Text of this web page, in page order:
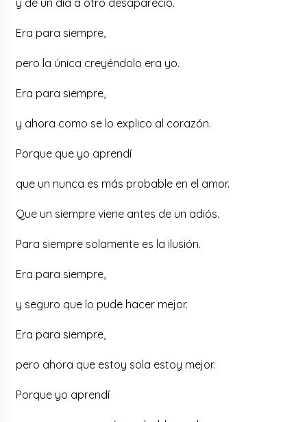
Era para siempre,
pero la única creyéndolo era yo.
Era para siempre,
y ahora como se lo explico al corazón.
Porque que yo aprendí
que un nunca es más probable en el amor.
Que un siempre viene antes de un adiós.
Para siempre solamente es la ilusión.
Era para siempre,
y seguro que lo pude hacer mejor.
Era para siempre,
pero ahora que estoy sola estoy mejor.
Porque yo aprendí